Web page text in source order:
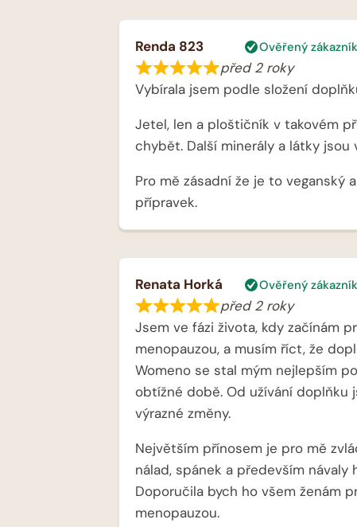
před 2 roky
Vybírala jsem podle složení
Jetel, len a ploštičník v takovém
chybět. Další minerály a látky jsou
Pro mě zásadní že je to veganský
přípravek.
Renda 823 Ověřený zákazník
před 2 roky
Jsem ve fázi života, kdy začínám
menopauzou, a musím říct, že
Womeno se stal mým nejlepším
obtížné době. Od užívání doplňku
výrazné změny.
Největším přínosem je pro mě
nálad, spánek a především návaly
Doporučila bych ho všem ženám
menopauzou.
Renata Horká Ověřený zákazník